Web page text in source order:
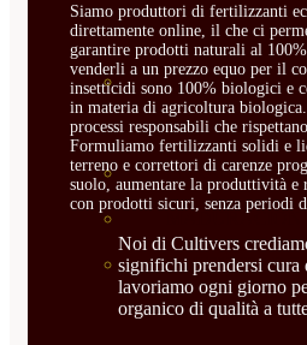
DECORATIVAS
CARENCIAS
ENRAIZANTES
MADURACIÓN
SUELO
Siamo produttori di fertilizzanti
direttamente online, il che ci
garantire prodotti naturali al
venderli a un prezzo equo per il
insetticidi sono 100% biologici e
in materia di agricoltura
processi responsabili che
Formuliamo fertilizzanti solidi e
terreno e correttori di carenze
suolo, aumentare la produttività
con prodotti sicuri, senza periodi
Noi di Cultivers
significhi prendersi cura
lavoriamo ogni giorno
organico di qualità a